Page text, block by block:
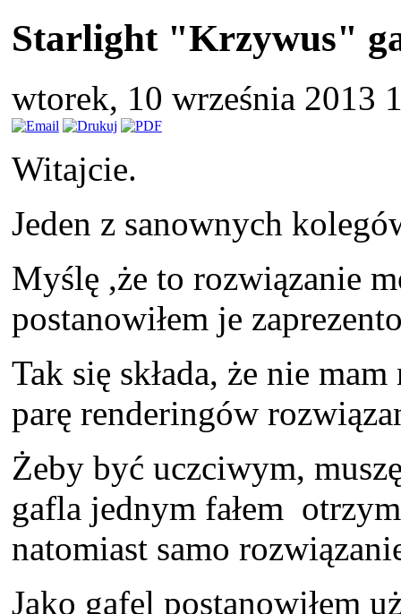
Starlight "Krzywus"
wtorek, 10 września 2013
Witajcie.
Jeden z sanownych
Myślę ,że to rozwiązanie
postanowiłem je
Tak się składa, że nie
parę renderingów
Żeby być uczciwym,
gafla jednym fałem
natomiast samo
Jako gafel postanowiłem